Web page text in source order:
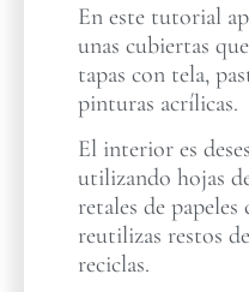
En este tutorial
unas cubiertas
tapas con tela,
pinturas acrílicas.
El interior es
utilizando hojas
retales de papeles
reutilizas restos
reciclas.